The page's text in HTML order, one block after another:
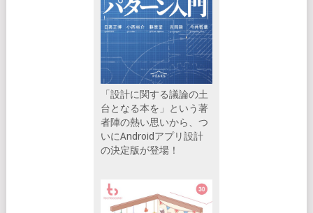
「設計に関する議論の土
台となる本を」という著
者陣の熱い思いから、つ
いにAndroidアプリ設計
の決定版が登場！